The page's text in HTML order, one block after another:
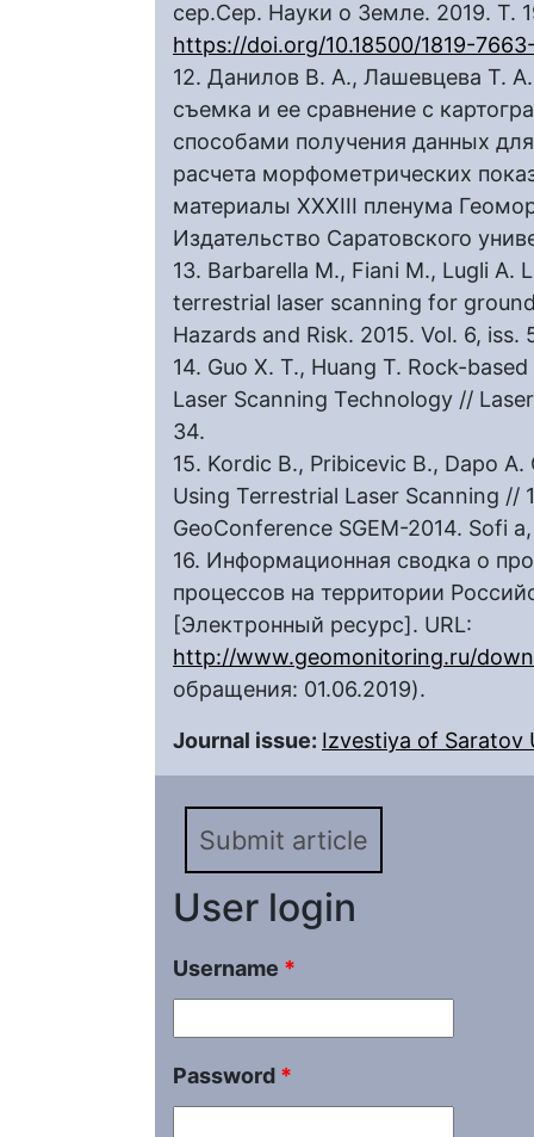
сер.Сер. Науки о Земле. 2019. Т.
https://doi.org/10.18500/1819-
12. Данилов В. А., Лашевцева Т.
съемка и ее сравнение с
способами получения данных
расчета морфометрических
материалы XXXIII пленума
Издательство Саратовского
13. Barbarella M., Fiani M., Lugli
terrestrial laser scanning for
Hazards and Risk. 2015. Vol. 6, iss.
14. Guo X. T., Huang T. Rock-
Laser Scanning Technology //
34.
15. Kordic B., Pribicevic B., Dapo
Using Terrestrial Laser Scanning
GeoConference SGEM-2014. Sofi
16. Информационная сводка о
процессов на территории
[Электронный ресурс]. URL:
http://www.geomonitoring.ru/
обращения: 01.06.2019).
Journal issue: Izvestiya of Saratov
Submit article
User login
Username *
Password *